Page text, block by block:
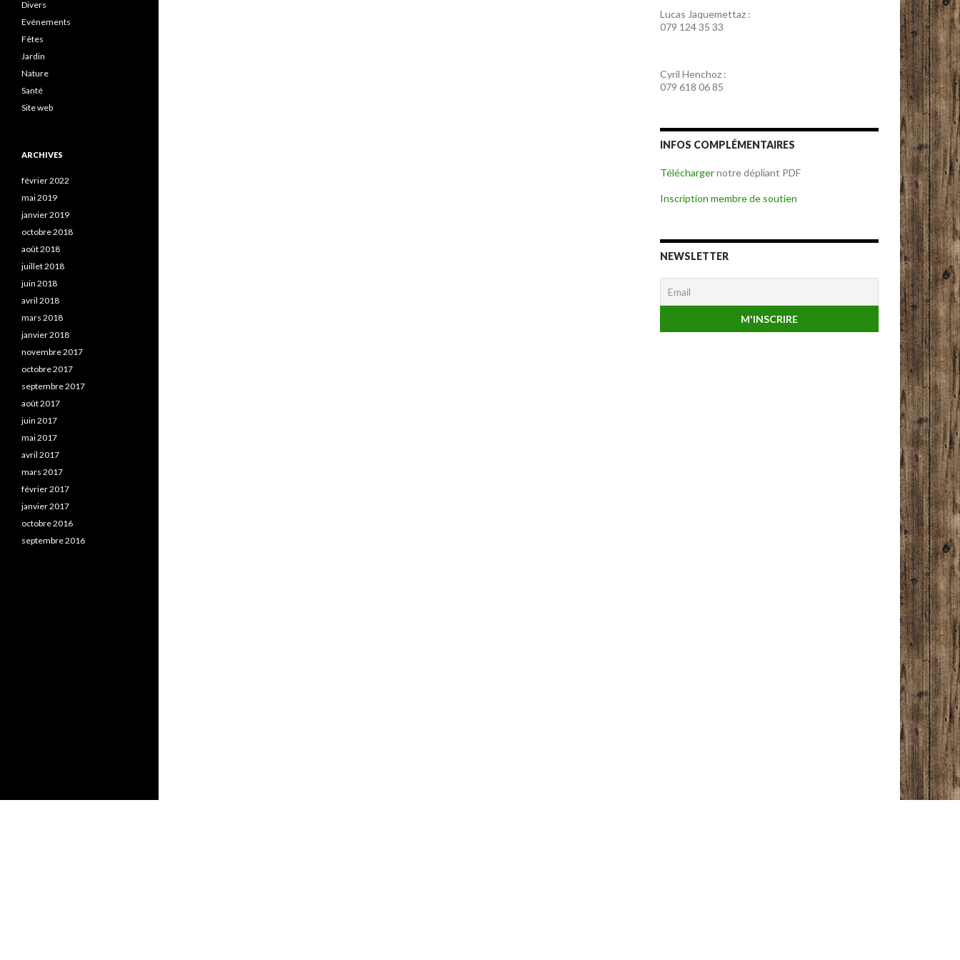
Lucas Jaquemettaz :
079 124 35 33
Cyril Henchoz :
079 618 06 85
INFOS COMPLÉMENTAIRES
Téléchargernotre dépliant PDF
Inscription membre de soutien
NEWSLETTER
Divers
Evénements
Fêtes
Jardin
Nature
Santé
Site web
ARCHIVES
février 2022
mai 2019
janvier 2019
octobre 2018
août 2018
juillet 2018
juin 2018
avril 2018
mars 2018
janvier 2018
novembre 2017
octobre 2017
septembre 2017
août 2017
juin 2017
mai 2017
avril 2017
mars 2017
février 2017
janvier 2017
octobre 2016
septembre 2016